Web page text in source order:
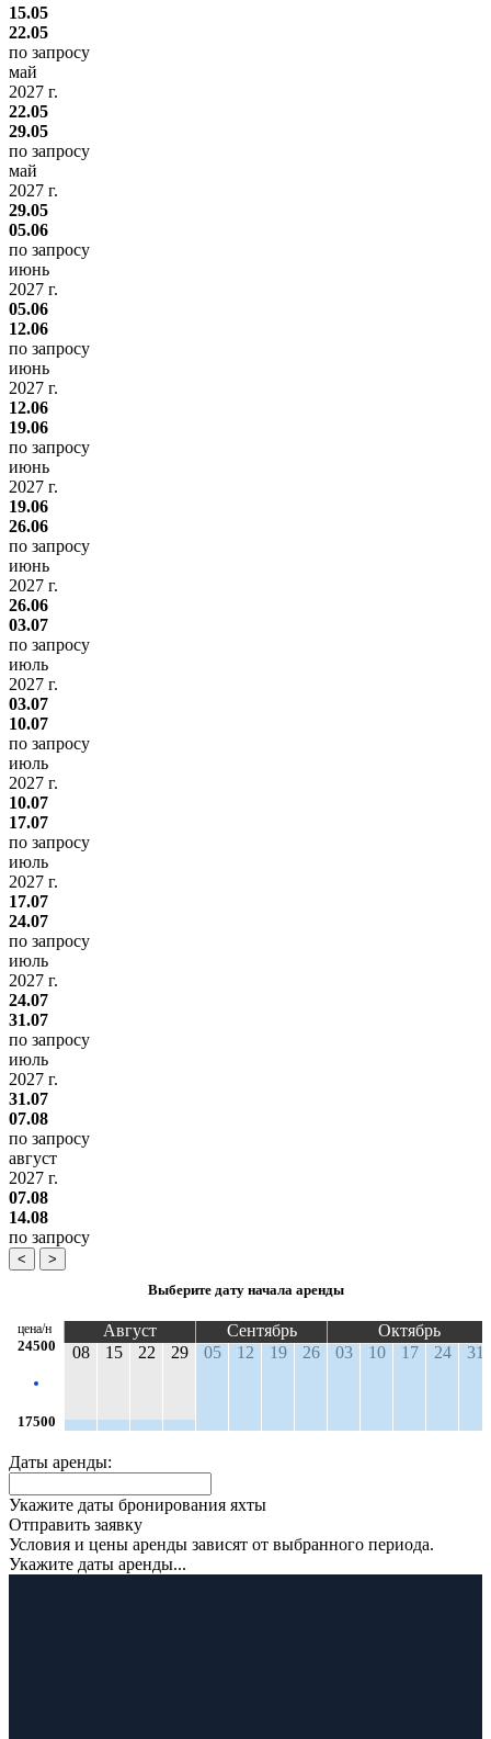
15.05
22.05
по запросу
май
2027 г.
22.05
29.05
по запросу
май
2027 г.
29.05
05.06
по запросу
июнь
2027 г.
05.06
12.06
по запросу
июнь
2027 г.
12.06
19.06
по запросу
июнь
2027 г.
19.06
26.06
по запросу
июнь
2027 г.
26.06
03.07
по запросу
июль
2027 г.
03.07
10.07
по запросу
июль
2027 г.
10.07
17.07
по запросу
июль
2027 г.
17.07
24.07
по запросу
июль
2027 г.
24.07
31.07
по запросу
июль
2027 г.
31.07
07.08
по запросу
август
2027 г.
07.08
14.08
по запросу
<
>
Выберите дату начала аренды
цена/н
24500
17500
Август Сентябрь
Октябрь
08
15 22 29 05 12 19 26 03 10 17 24 31
Даты аренды:
Укажите даты бронирования яхты
Отправить заявку
Условия и цены аренды зависят от выбранного периода.
Укажите даты аренды...